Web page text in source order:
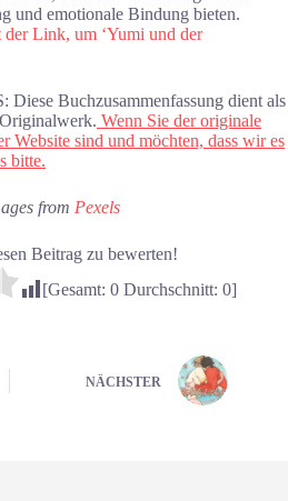
und emotionale Bindung bieten.
Link, um ‘Yumi und der
Buchzusammenfassung dient als
Wenn Sie der originale
Website sind und möchten, dass wir es
bitte.
from Pexels
Beitrag zu bewerten!
[Gesamt: 0Durchschnitt: 0]
NÄCHSTER